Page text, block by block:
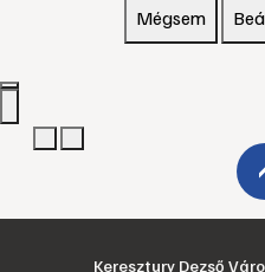
Mégsem
Keresztury Dezső